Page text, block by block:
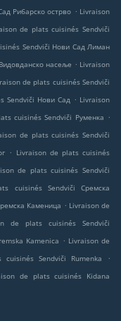
Рибарско острво . Livraison
de plats cuisinés Sendviči
Sendviči Нови Сад Лиман
насеље . Livraison
de plats cuisinés Sendviči
Sendviči Нови Сад . Livraison
cuisinés Sendviči Руменка .
de plats cuisinés Sendviči
. Livraison de plats cuisinés
de plats cuisinés Sendviči
cuisinés Sendviči Сремска
Каменица . Livraison de
de plats cuisinés Sendviči
Kamenica . Livraison de
Sendviči Rumenka
.
de plats cuisinés Kidana